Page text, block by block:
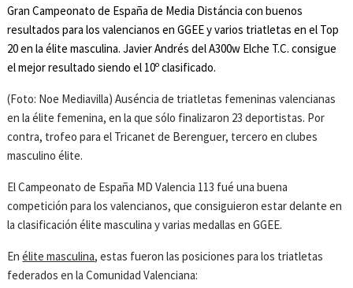
Gran Campeonato de España de Media Distáncia con buenos
resultados para los valencianos en GGEE y varios triatletas en el Top
20 en la élite masculina. Javier Andrés del A300w Elche T.C. consigue
el mejor resultado siendo el 10º clasificado.
(Foto: Noe Mediavilla) Auséncia de triatletas femeninas valencianas
en la élite femenina, en la que sólo finalizaron 23 deportistas. Por
contra, trofeo para el Tricanet de Berenguer, tercero en clubes
masculino élite.
El Campeonato de España MD Valencia 113 fué una buena
competición para los valencianos, que consiguieron estar delante en
la clasificación élite masculina y varias medallas en GGEE.
Enélite masculina, estas fueron las posiciones para los triatletas
federados en la Comunidad Valenciana: